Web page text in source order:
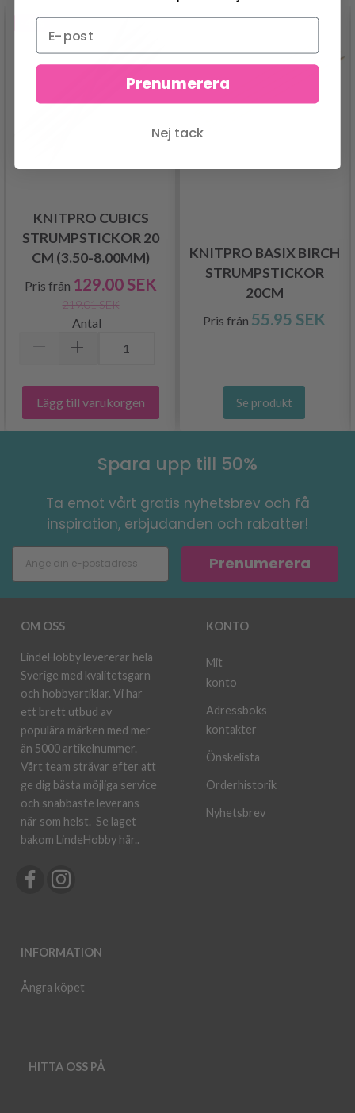
- 41%
KNITPRO CUBICS
STRUMPSTICKOR 20
CM (3.50-8.00MM)
Pris från 129.00 SEK
219.01 SEK
Antal
Lägg till varukorgen
KNITPRO BASIX BIRCH
STRUMPSTICKOR
20CM
Pris från 55.95 SEK
Se produkt
Spara upp till 50%
Ta emot vårt gratis nyhetsbrev och få
inspiration, erbjudanden och rabatter!
Prenumerera
OM OSS
LindeHobby levererar hela
Sverige med kvalitetsgarn
och hobbyartiklar. Vi har
ett brett utbud av
populära märken med mer
än 5000 artikelnummer.
Vårt team strävar efter att
ge dig bästa möjliga service
och snabbaste leverans
när som helst. Se laget
bakom LindeHobby här..
INFORMATION
Ångra köpet
KONTO
Mit
konto
Adressboks
kontakter
Önskelista
Orderhistorik
Nyhetsbrev
HITTA OSS PÅ
Prenumerera
Nej tack